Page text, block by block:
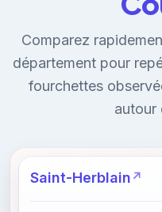
Comparez
département pour
fourchettes
autour
Saint-Herblain